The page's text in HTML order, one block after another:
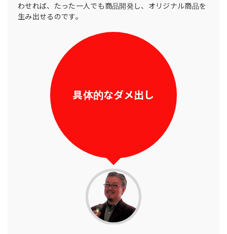
わせれば、たった一人でも商品開発し、オリジナル商品を
生み出せるのです。
具体的なダメ出し